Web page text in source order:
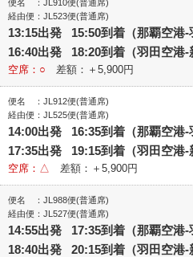
便名 ：JL910便(普通席)
経由便：JL523便(普通席)
13:15出発 15:50到着（那覇空港‐
16:40出発 18:20到着（羽田空港‐
空席：○ 差額：＋5,900円
便名 ：JL912便(普通席)
経由便：JL525便(普通席)
14:00出発 16:35到着（那覇空港‐
17:35出発 19:15到着（羽田空港‐
空席：△ 差額：＋5,900円
便名 ：JL988便(普通席)
経由便：JL527便(普通席)
14:55出発 17:35到着（那覇空港‐
18:40出発 20:15到着（羽田空港‐